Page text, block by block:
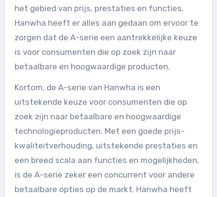
het gebied van prijs, prestaties en functies.
Hanwha heeft er alles aan gedaan om ervoor te
zorgen dat de A-serie een aantrekkelijke keuze
is voor consumenten die op zoek zijn naar
betaalbare en hoogwaardige producten.
Kortom, de A-serie van Hanwha is een
uitstekende keuze voor consumenten die op
zoek zijn naar betaalbare en hoogwaardige
technologieproducten. Met een goede prijs-
kwaliteitverhouding, uitstekende prestaties en
een breed scala aan functies en mogelijkheden,
is de A-serie zeker een concurrent voor andere
betaalbare opties op de markt. Hanwha heeft